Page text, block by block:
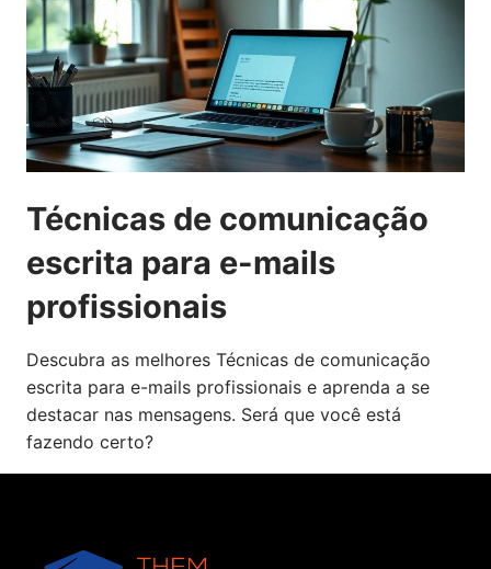
Técnicas de comunicação
escrita para e-mails
profissionais
Descubra as melhores Técnicas de comunicação
escrita para e-mails profissionais e aprenda a se
destacar nas mensagens. Será que você está
fazendo certo?